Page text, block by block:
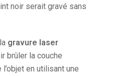
noir serait gravé sans
gravure laser
brûler la couche
en utilisant une